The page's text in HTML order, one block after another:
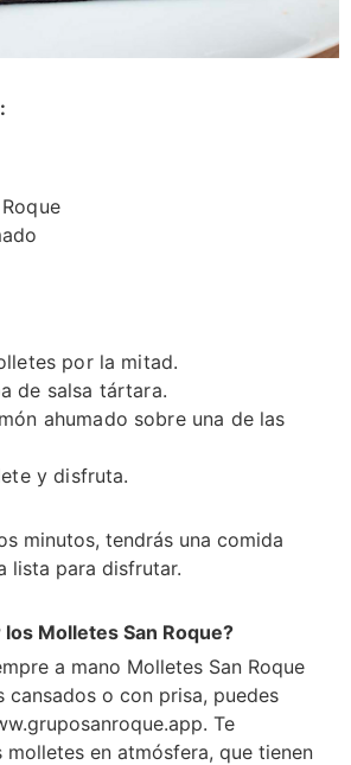
por la mitad.
de salsa tártara.
ahumado sobre una de las
y disfruta.
minutos, tendrás una comida
lista para disfrutar.
Molletes San Roque?
a mano Molletes San Roque
cansados o con prisa, puedes
Te
molletes en atmósfera, que tienen